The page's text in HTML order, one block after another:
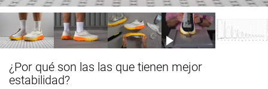
¿Por qué son las las que tienen mejor
estabilidad?